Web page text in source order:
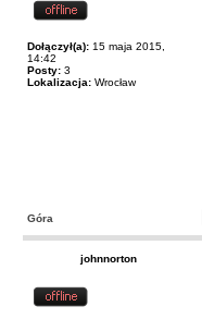
Dołączył(a): 15 maja 2015,
14:42
Posty: 3
Lokalizacja: Wrocław
Góra
johnnorton